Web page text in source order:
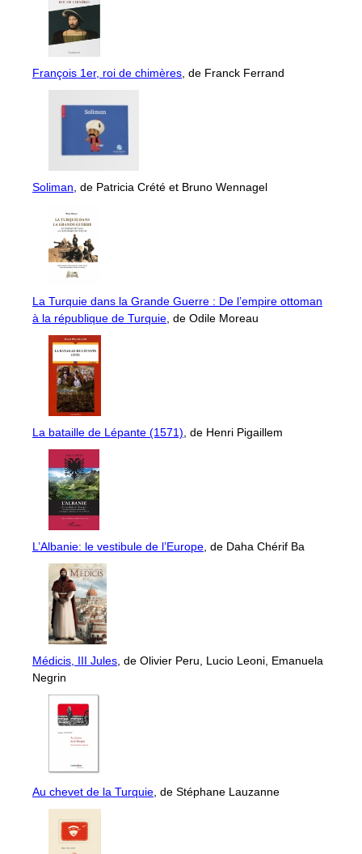
François 1er, roi de chimères , de Franck Ferrand
Soliman , de Patricia Crété et Bruno Wennagel
La Turquie dans la Grande Guerre : De l’empire ottoman
à la république de Turquie , de Odile Moreau
La bataille de Lépante (1571) , de Henri Pigaillem
L’Albanie: le vestibule de l’Europe , de Daha Chérif Ba
Médicis, III Jules , de Olivier Peru, Lucio Leoni, Emanuela
Negrin
Au chevet de la Turquie , de Stéphane Lauzanne